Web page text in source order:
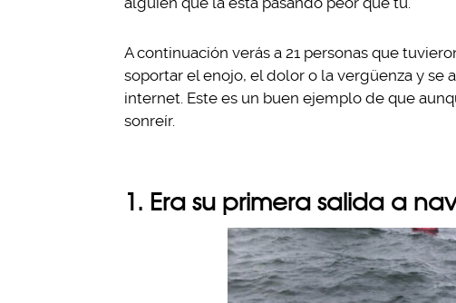
A continuación verás a 21 personas que
soportar el enojo, el dolor o la vergüenza y se
internet. Este es un buen ejemplo de que
sonreír.
1. Era su primera salida a